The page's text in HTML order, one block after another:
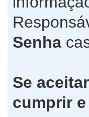
Senha
Se
cumprir